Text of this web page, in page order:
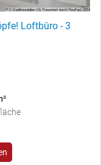
Loftbüro - 3